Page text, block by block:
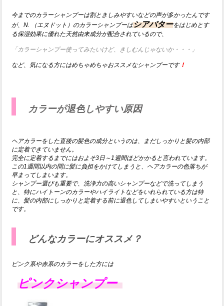
今までのカラーシャンプーは割ときしみやすいなどの声が多かったんです
が、N. （エヌドット）のカラーシャンプーはシアバターをはじめとす
る保湿効果に優れた天然由来成分が配合されているので、
「カラーシャンプー使ってみたいけど、きしむんじゃないか・・・」
など、気になる方にはめちゃめちゃおススメなシャンプーです！
カラーが退色しやすい原因
ヘアカラーをした直後の髪色の成分というのは、まだしっかりと髪の内部
に定着できていません。
完全に定着するまでにはおよそ3日～1週間ほどかかると言われています。
この1週間以内の間に髪に負担をかけてしまうと、ヘアカラーの色落ちが
早まってしまいます。
シャンプー選びも重要で、洗浄力の高いシャンプーなどで洗ってしまう
と、特にハイトーンのカラーやハイライトなどをいれられている方は特
に、髪の内部にしっかりと定着する前に退色してしまいやすいということ
です。
どんなカラーにオススメ？
ピンク系や赤系のカラーをした方には
ピンクシャンプー